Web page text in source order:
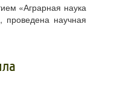
«Аграрная наука
проведена научная